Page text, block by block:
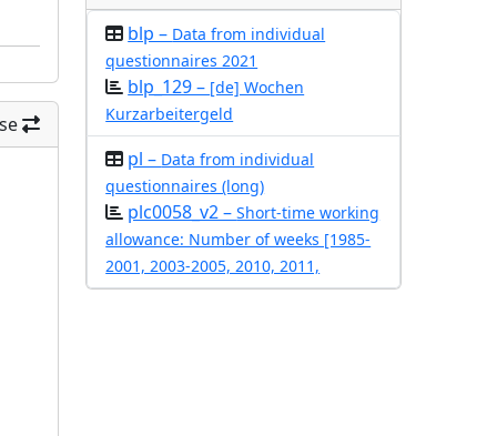
blp – Data from individual
questionnaires 2021
blp_129 – [de] Wochen
Kurzarbeitergeld
pl – Data from individual
questionnaires (long)
plc0058_v2 –Short-time working
allowance: Number of weeks [1985-
2001, 2003-2005, 2010, 2011,